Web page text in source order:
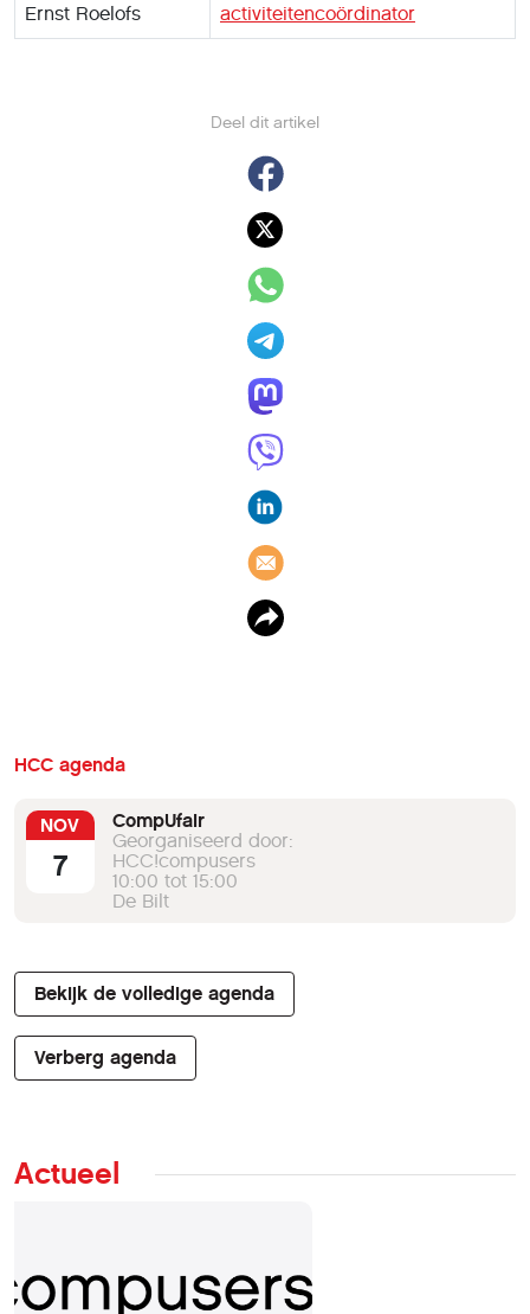
Deel dit artikel
Ernst Roelofs activiteitencoördinator
HCC agenda
NOV
7
CompUfair
Georganiseerd door:
HCC!compusers
10:00 tot 15:00
De Bilt
Bekijk de volledige agenda
Verberg agenda
Actueel